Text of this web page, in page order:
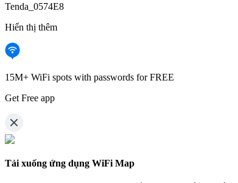
Tenda_0574E8
Hiển thị thêm
15M+ WiFi spots with passwords for FREE
Get Free app
Tải xuống ứng dụng WiFi Map